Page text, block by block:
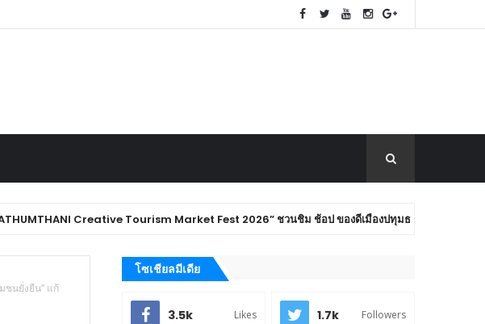
Tourism Market Fest 2026” ชวนชิม ช้อป ของดีเมืองปทุมธานี พร้อมสัมผัสเสน่ห์การท่องเที่ยว
ชนยั่งยืน” แก้
โซเชียลมีเดีย
3.5k Likes 1.7k Followers